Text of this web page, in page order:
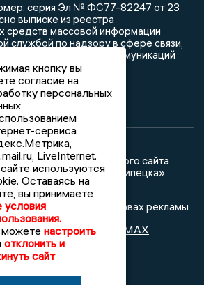
серия Эл № ФС77-82247 от 23
выписке из реестра
средств массовой информации
службой по надзору в сфере связи,
и массовых коммуникаций
материала с данного сайта
издание «Новости Липецка»
фоне размещены на правах рекламы
в телеграм@mazov MAX
Реклама
кнопку вы
согласие на
персональных
сервиса
LiveInternet.
используются
Оставаясь на
вы принимаете
условия
настроить
отклонить и
сайт